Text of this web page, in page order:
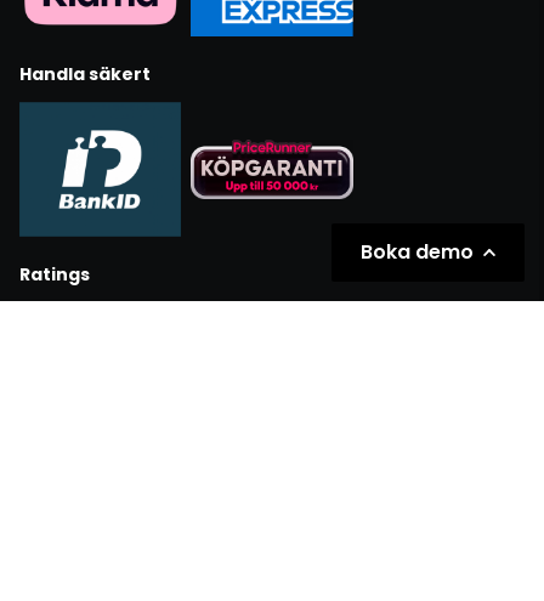
Handla säkert
Ratings
Boka demo